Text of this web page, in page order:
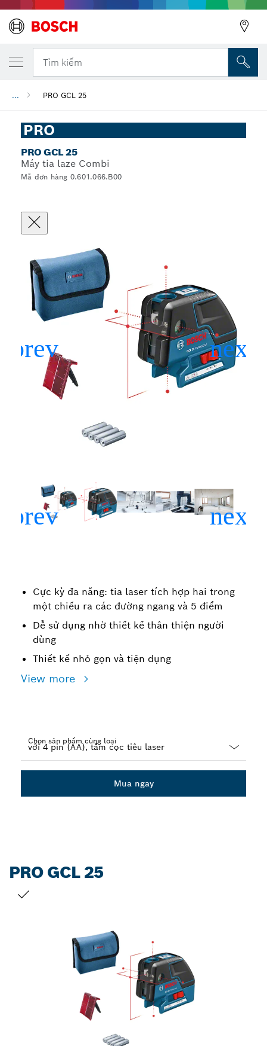
Tìm kiếm
... PRO GCL 25
PRO
PRO GCL 25
Máy tia laze Combi
Mã đơn hàng 0.601.066.B00
Cực kỳ đa năng: tia laser tích hợp hai trong
một chiếu ra các đường ngang và 5 điểm
Dễ sử dụng nhờ thiết kế thân thiện người
dùng
Thiết kế nhỏ gọn và tiện dụng
View more
Chọn sản phẩm cùng loại
Mua ngay
PRO GCL 25